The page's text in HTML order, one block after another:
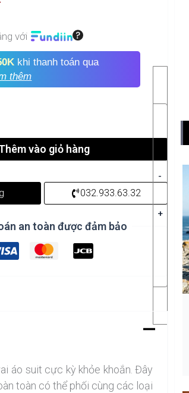
với
khi thanh toán qua
thêm
-
+
vào giỏ hàng
032.933.63.32
an toàn được đảm bảo
áo suit cực kỳ khỏe khoắn. Đây
toàn có thể phối cùng các loại